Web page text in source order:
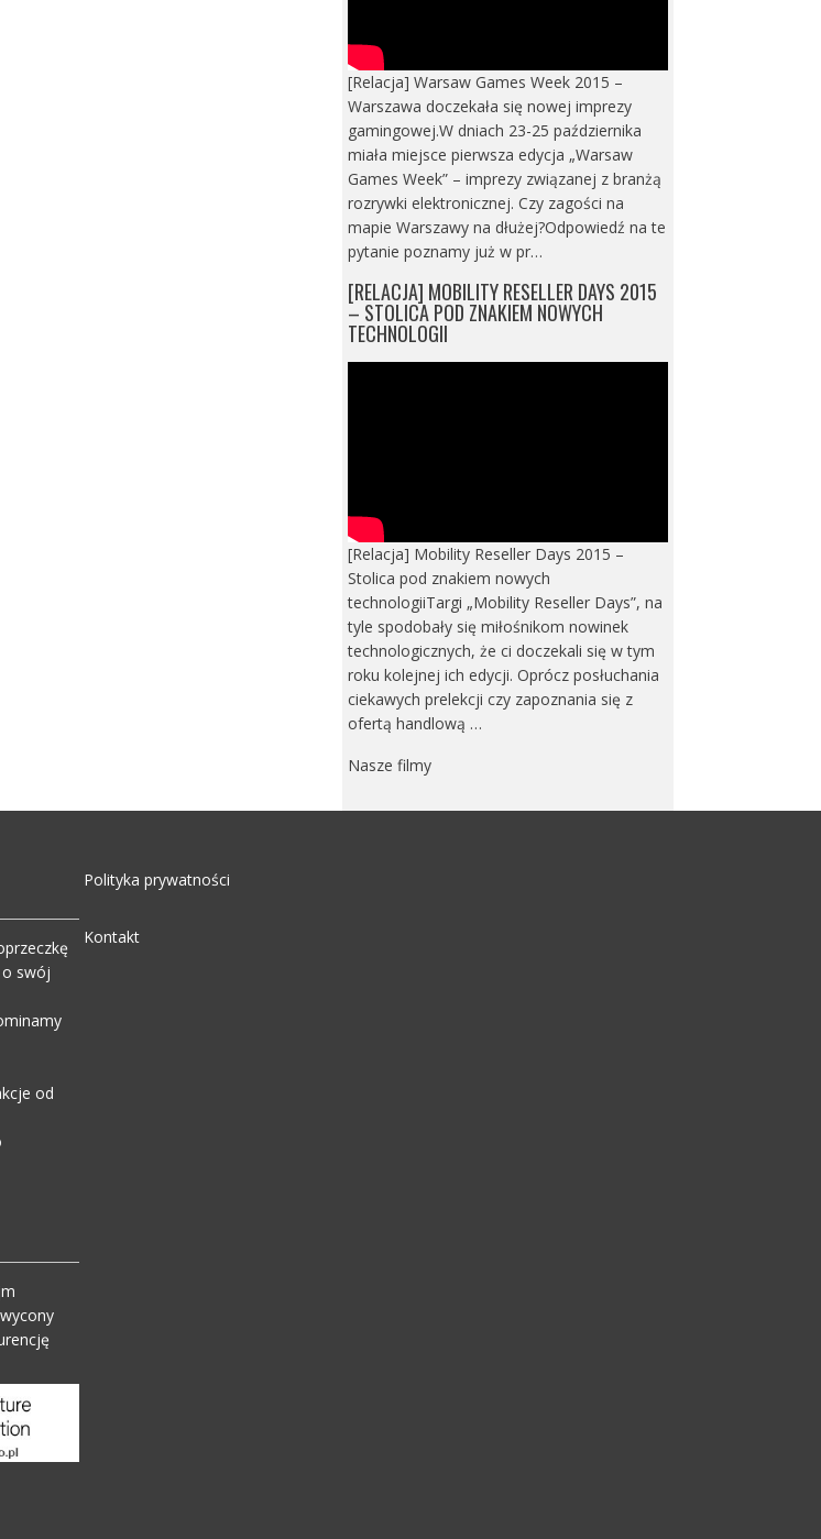
[Relacja] Warsaw Games Week 2015 –
Warszawa doczekała się nowej imprezy
gamingowej.W dniach 23-25 października
miała miejsce pierwsza edycja „Warsaw
Games Week” – imprezy związanej z branżą
rozrywki elektronicznej. Czy zagości na
mapie Warszawy na dłużej?Odpowiedź na te
pytanie poznamy już w pr…
[RELACJA] MOBILITY RESELLER DAYS 2015
– STOLICA POD ZNAKIEM NOWYCH
TECHNOLOGII
[Relacja] Mobility Reseller Days 2015 –
Stolica pod znakiem nowych
technologiiTargi „Mobility Reseller Days”, na
tyle spodobały się miłośnikom nowinek
technologicznych, że ci doczekali się w tym
roku kolejnej ich edycji. Oprócz posłuchania
ciekawych prelekcji czy zapoznania się z
ofertą handlową …
Nasze filmy
swój
od
Polityka prywatności
Kontakt